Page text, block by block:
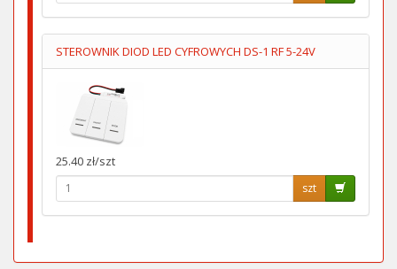
STEROWNIK DIOD LED CYFROWYCH DS-1 RF 5-24V
25.40 zł/szt
szt